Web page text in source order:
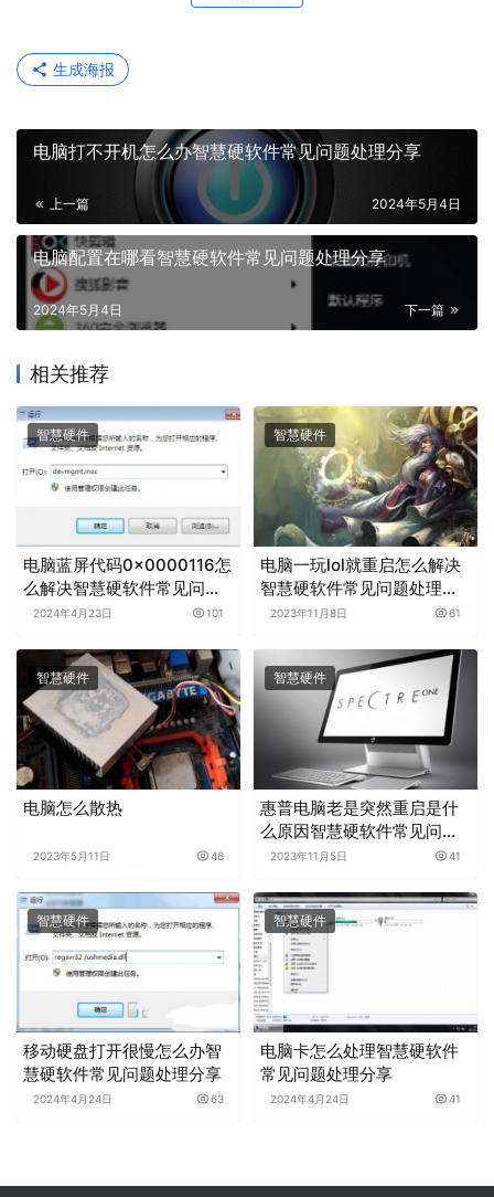
生成海报
电脑打不开机怎么办智慧硬软件常见问题处理分享
上一篇 2024年5月4日
电脑配置在哪看智慧硬软件常见问题处理分享
下一篇
2024年5月4日
相关推荐
智慧硬件
电脑蓝屏代码0x0000116怎
么解决智慧硬软件常见问题
处理分享
2024年4月23日 101
智慧硬件
电脑一玩lol就重启怎么解决
智慧硬软件常见问题处理分
享2023年11月8日 61
智慧硬件
电脑怎么散热
2023年5月11日 46
智慧硬件
惠普电脑老是突然重启是什
么原因智慧硬软件常见问题
处理分享
2023年11月5日 41
智慧硬件
移动硬盘打开很慢怎么办智
慧硬软件常见问题处理分享
2024年4月24日 63
智慧硬件
电脑卡怎么处理智慧硬软件
常见问题处理分享
2024年4月24日 41